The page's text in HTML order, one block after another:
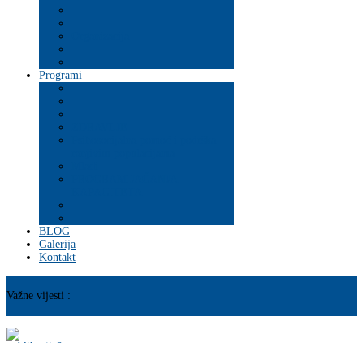
Programi
BLOG
Galerija
Kontakt
Važne vijesti :